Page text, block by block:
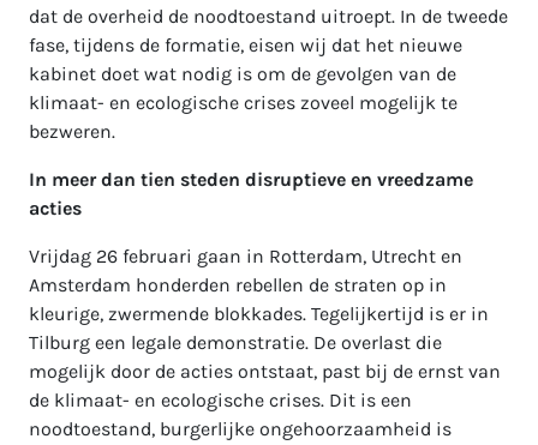
dat de overheid de noodtoestand uitroept. In de tweede
fase, tijdens de formatie, eisen wij dat het nieuwe
kabinet doet wat nodig is om de gevolgen van de
klimaat- en ecologische crises zoveel mogelijk te
bezweren.
In meer dan tien steden disruptieve en vreedzame
acties
Vrijdag 26 februari gaan in Rotterdam, Utrecht en
Amsterdam honderden rebellen de straten op in
kleurige, zwermende blokkades. Tegelijkertijd is er in
Tilburg een legale demonstratie. De overlast die
mogelijk door de acties ontstaat, past bij de ernst van
de klimaat- en ecologische crises. Dit is een
noodtoestand, burgerlijke ongehoorzaamheid is